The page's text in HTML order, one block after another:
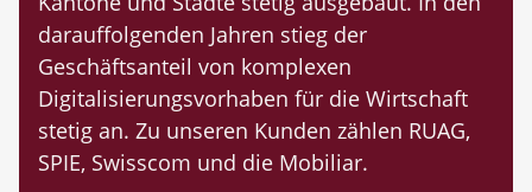
darauffolgenden Jahren stieg der
Geschäftsanteil von komplexen
Digitalisierungsvorhaben für die Wirtschaft
stetig an. Zu unseren Kunden zählen RUAG,
SPIE, Swisscom und die Mobiliar.